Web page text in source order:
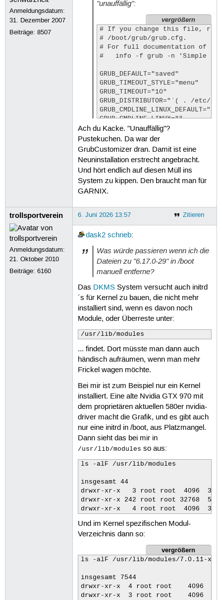
# you can see them in real GRUB
GRUB_GFXMODE="1920x1080x32"
# Uncomment if you don't want
#GRUB_DISABLE_LINUX_UUID="true"
# Uncomment to disable generation
# Uncomment to get a beep at grub
#GRUB_INIT_TUNE="480 440 1"
GRUB_THEME="/boot/grub/themes/
GRUB_SAVEDEFAULT="true"
export GRUB_COLOR_NORMAL="light-
export
#GRUB_GFXPAYLOAD_LINUX="1920x1080-
Anmeldungsdatum:
31. Dezember 2007
Beiträge:8507
"unauffällig":
vergrößern
# If you change this file, run
# /boot/grub/grub.cfg.
# For full documentation of
#   info -f grub -n 'Simple
GRUB_DEFAULT="saved"
GRUB_TIMEOUT_STYLE="menu"
GRUB_TIMEOUT="10"
GRUB_DISTRIBUTOR="`( . /
GRUB_CMDLINE_LINUX=""
# If your computer has
# probably want to run os-
# os-prober can cause damage
# filesystems to look for
GRUB_DISABLE_OS_PROBER="false"
# This works with Linux (no
# the memory map information
#GRUB_TERMINAL="console"
# The resolution used on
# you can see them in real
GRUB_GFXMODE="1920x1080x32"
# Uncomment if you don't want
#GRUB_DISABLE_RECOVERY="true"
# Uncomment to get a beep at
GRUB_THEME="/boot/grub/
GRUB_SAVEDEFAULT="true"
export
export
Ach du Kacke. "Unauffällig"?
Pustekuchen. Da war der
GrubCustomizer dran. Damit ist eine
Neuninstallation erstrecht angebracht.
Und hört endlich auf diesen Müll ins
System zu kippen. Den braucht man für
GARNIX.
trollsportverein
Anmeldungsdatum:
21. Oktober 2010
Beiträge:6160
Zitieren
6. Juni 2026 13:57
dask2 schrieb:
Was würde passieren wenn ich die
Dateien zu "6.17.0-29" in /boot
manuell entferne?
Das DKMSSystem versucht auch initrd
´s für Kernel zu bauen, die nicht mehr
installiert sind, wenn es davon noch
Module, oder Überreste unter:
/usr/lib/modules
... findet. Dort müsste man dann auch
händisch aufräumen, wenn man mehr
Frickel wagen möchte.
Bei mir ist zum Beispiel nur ein Kernel
installiert. Eine alte Nvidia GTX 970 mit
dem proprietären aktuellen 580er nvidia-
driver macht die Grafik, und es gibt auch
nur eine initrd in /boot, aus Platzmangel.
Dann sieht das bei mir in
/usr/lib/modules so aus:
ls -alF /usr/lib/modules
insgesamt 44
drwxr-xr-x   3 root root  4096  3.
drwxr-xr-x 242 root root 32768  5.
drwxr-xr-x   4 root root  4096  3.
Und im Kernel spezifischen Modul-
Verzeichnis dann so:
vergrößern
ls -alF /usr/lib/modules/7.0.11-
insgesamt 7544
drwxr-xr-x  4 root root    4096  3.
drwxr-xr-x  3 root root    4096  3.